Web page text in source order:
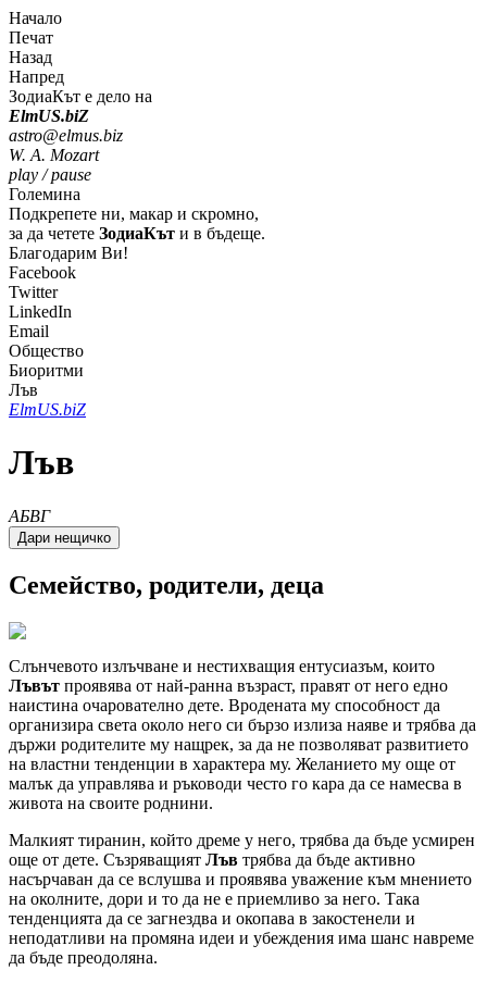
Начало
Печат
Назад
Напред
ЗодиаКът е дело на
ElmUS.biZ
astro@elmus.biz
W. A. Mozart
play / pause
Големина
Подкрепете ни, макар и скромно,
за да четете ЗодиаКът и в бъдеще.
Благодарим Ви!
Facebook
Twitter
LinkedIn
Email
Общество
Биоритми
Лъв
ElmUS.biZ
Лъв
AБВГ
Семейство, родители, деца
Слънчевото излъчване и нестихващия ентусиазъм, които
Лъвът проявява от най-ранна възраст, правят от него едно
наистина очарователно дете. Вродената му способност да
организира света около него си бързо излиза наяве и трябва да
държи родителите му нащрек, за да не позволяват развитието
на властни тенденции в характера му. Желанието му още от
малък да управлява и ръководи често го кара да се намесва в
живота на своите роднини.
Малкият тиранин, който дреме у него, трябва да бъде усмирен
още от дете. Съзряващият Лъв трябва да бъде активно
насърчаван да се вслушва и проявява уважение към мнението
на околните, дори и то да не е приемливо за него. Така
тенденцията да се загнездва и окопава в закостенели и
неподатливи на промяна идеи и убеждения има шанс навреме
да бъде преодоляна.